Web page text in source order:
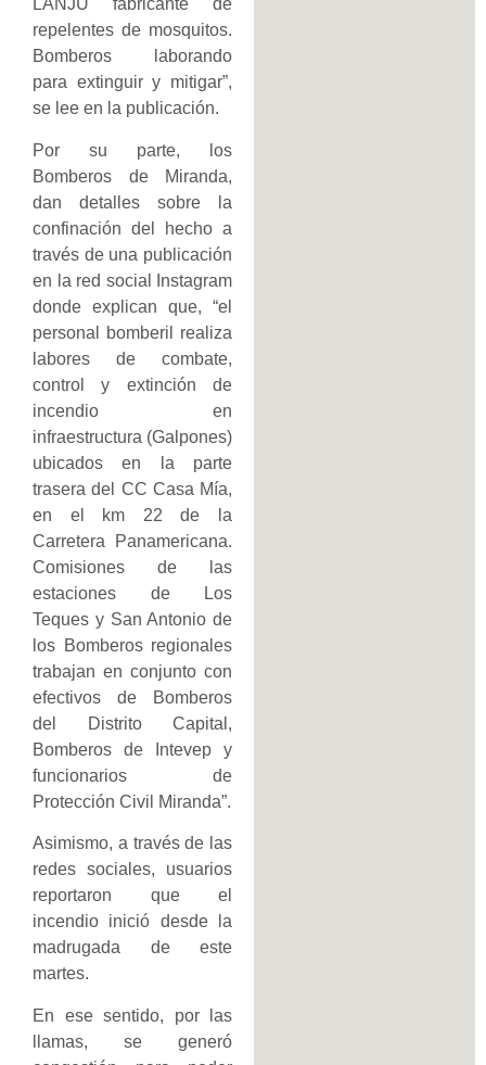
LANJU fabricante de
repelentes de mosquitos.
Bomberos laborando
para extinguir y mitigar”,
se lee en la publicación.
Por su parte, los
Bomberos de Miranda,
dan detalles sobre la
confinación del hecho a
través de una publicación
en la red social Instagram
donde explican que, “el
personal bomberil realiza
labores de combate,
control y extinción de
incendio en
infraestructura (Galpones)
ubicados en la parte
trasera del CC Casa Mía,
en el km 22 de la
Carretera Panamericana.
Comisiones de las
estaciones de Los
Teques y San Antonio de
los Bomberos regionales
trabajan en conjunto con
efectivos de Bomberos
del Distrito Capital,
Bomberos de Intevep y
funcionarios de
Protección Civil Miranda”.
Asimismo, a través de las
redes sociales, usuarios
reportaron que el
incendio inició desde la
madrugada de este
martes.
En ese sentido, por las
llamas, se generó